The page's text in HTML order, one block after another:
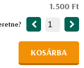
1.500 Ft
KOSÁRBA